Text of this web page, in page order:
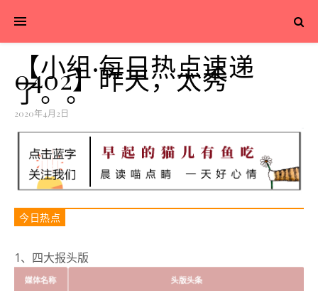
【小组·每日热点速递
0402】昨天，太秀
了。。
2020年4月2日
今日热点
1、四大报头版